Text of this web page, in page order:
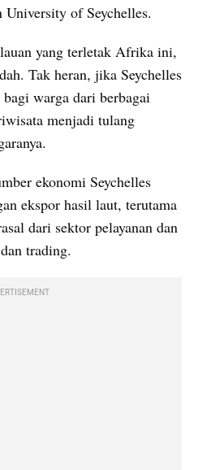
University of Seychelles.
yang terletak Afrika ini,
Tak heran, jika Seychelles
warga dari berbagai
menjadi tulang
ekonomi Seychelles
ekspor hasil laut, terutama
dari sektor pelayanan dan
trading.